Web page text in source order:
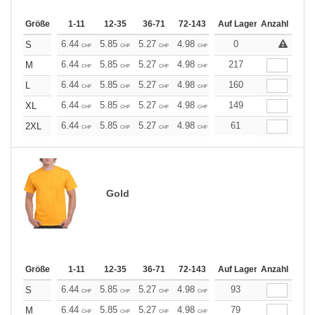
Größe 1-11 12-35 36-71 72-143 144-287 288 +
Auf Lager Anzahl
S 6.44 CHF 5.85 CHF 5.27 CHF 4.98 CHF 4.68CHF CHF
0
M
6.44 CHF 5.85 CHF 5.27 CHF 4.98 CHF 4.68 CHF
217
L
6.44 CHF 5.85 CHF 5.27 CHF 4.98 CHF 4.68CHF
160
XL
6.44 CHF 5.85 CHF 5.27 CHF 4.98 CHF 4.68CHF
149
2XL
6.44 CHF 5.85 CHF 5.27 CHF 4.98 CHF 4.6861
Gold
Größe 1-11 12-35 36-71 72-143 144-287 288 +
Auf Lager Anzahl
S 6.44 CHF 5.85 CHF 5.27 CHF 4.98 CHF 4.68CHF
93
M
6.44 CHF 5.85 CHF 5.27 CHF 4.98 CHF 4.68CHF
79